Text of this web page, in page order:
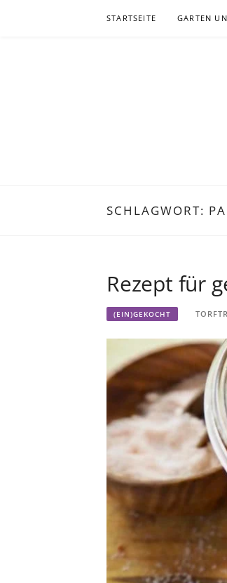
STARTSEITE GARTEN
SCHLAGWORT:
Rezept für
(EIN)GEKOCHT